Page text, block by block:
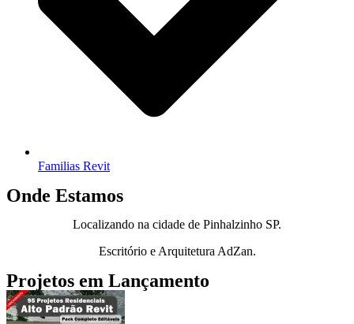
Familias Revit
Onde Estamos
Localizando na cidade de Pinhalzinho SP.
Escritório e Arquitetura AdZan.
Projetos em Lançamento